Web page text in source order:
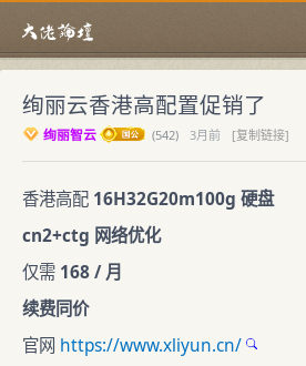
绚丽云香港高配置促销了
绚丽智云 (542) 3月前
[复制链接]
香港高配 16H32G20m100g 硬盘
cn2+ctg 网络优化
仅需 168 / 月
续费同价
官网 https://www.xliyun.cn/